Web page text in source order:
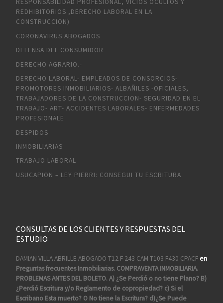
RESPONSABILIDAD PROFESIONAL, VICIOS OCULTOS Y
REDHIBITORIOS ,DERECHO LABORAL EN LA
CONSTRUCCION)
CORONAVIRUS ABOGADOS
DEFENSA DEL CONSUMIDOR
DERECHO AGRARIO.-
DERECHO LABORAL- EMPLEADOS DE CONSORCIOS-
PROMOTORES INMOBILIARIOS- ALBAÑILES -OFICIALES,
TRABAJADORES DE LA CONSTRUCCION- SEGURIDAD EN EL
TRABAJO- ART- ACCIDENTES LABORALES- ENFERMEDADES
PROFESIONALE
DESPIDOS
INMOBILIARIAS
TRABAJO LABORAL
USUCAPION – LEY PIERRI: CONSEGUI TU ESCRITURA
CONSULTAS DE LOS CLIENTES Y RESPUESTAS DEL
ESTUDIO
DAMIAN VILLA ABRILLE ABOGADO T12 F 243 CAM T103 F430 CPACFen
Preguntas frecuentes Inmobiliarias. COMPRAVENTA INMOBILIARIA.
PROBLEMAS ANTES DEL BOLETO. A) ¿Se Perdió o no tiene Plano? B)
¿Perdió Escritura y/o Reglamento de copropiedad? c) Si el
Escribano Esta muerto? O No tiene la Escritura? d)¿Se Puede